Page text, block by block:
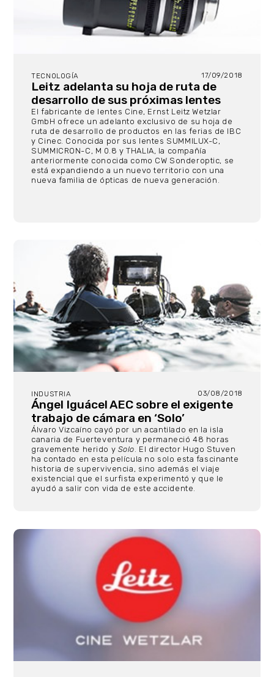
TECNOLOGÍA 17/09/2018
Leitz adelanta su hoja de ruta de
desarrollo de sus próximas lentes
El fabricante de lentes Cine, Ernst Leitz Wetzlar
GmbH ofrece un adelanto exclusivo de su hoja de
ruta de desarrollo de productos en las ferias de IBC
y Cinec. Conocida por sus lentes SUMMILUX-C,
SUMMICRON-C, M 0.8 y THALIA, la compañía
anteriormente conocida como CW Sonderoptic, se
está expandiendo a un nuevo territorio con una
nueva familia de ópticas de nueva generación.
INDUSTRIA 03/08/2018
Ángel Iguácel AEC sobre el exigente
trabajo de cámara en ‘Solo’
Álvaro Vizcaíno cayó por un acantilado en la isla
canaria de Fuerteventura y permaneció 48 horas
gravemente herido y Solo. El director Hugo Stuven
ha contado en esta película no solo esta fascinante
historia de supervivencia, sino además el viaje
existencial que el surfista experimentó y que le
ayudó a salir con vida de este accidente.